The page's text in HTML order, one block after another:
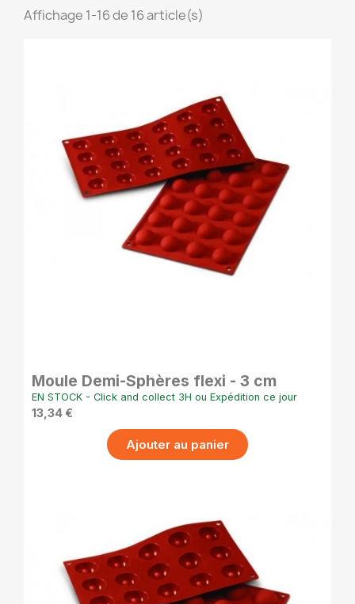
Affichage 1-16 de 16 article(s)
Moule Demi-Sphères flexi - 3 cm
EN STOCK - Click and collect 3H ou Expédition ce jour
13,34 €
Ajouter au panier